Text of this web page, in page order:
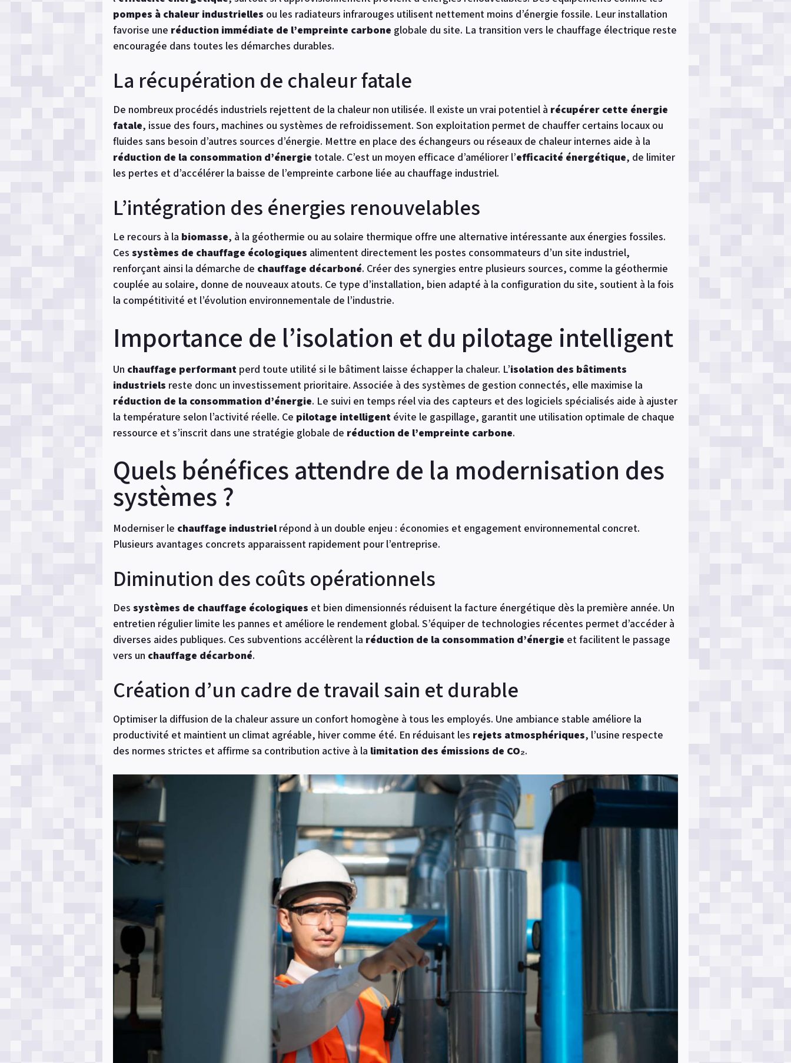
pompes à chaleur industrielles ou les radiateurs infrarouges utilisent nettement moins d’énergie fossile. Leur installation
favorise une réduction immédiate de l’empreinte carbone globale du site. La transition vers le chauffage électrique reste
encouragée dans toutes les démarches durables.
La récupération de chaleur fatale
De nombreux procédés industriels rejettent de la chaleur non utilisée. Il existe un vrai potentiel à récupérer cette énergie
fatale, issue des fours, machines ou systèmes de refroidissement. Son exploitation permet de chauffer certains locaux ou
fluides sans besoin d’autres sources d’énergie. Mettre en place des échangeurs ou réseaux de chaleur internes aide à la
réduction de la consommation d’énergie totale. C’est un moyen efficace d’améliorer l’efficacité énergétique, de limiter
les pertes et d’accélérer la baisse de l’empreinte carbone liée au chauffage industriel.
L’intégration des énergies renouvelables
Le recours à la biomasse, à la géothermie ou au solaire thermique offre une alternative intéressante aux énergies fossiles.
Ces systèmes de chauffage écologiques alimentent directement les postes consommateurs d’un site industriel,
renforçant ainsi la démarche de chauffage décarboné. Créer des synergies entre plusieurs sources, comme la géothermie
couplée au solaire, donne de nouveaux atouts. Ce type d’installation, bien adapté à la configuration du site, soutient à la fois
la compétitivité et l’évolution environnementale de l’industrie.
Importance de l’isolation et du pilotage intelligent
Un chauffage performant perd toute utilité si le bâtiment laisse échapper la chaleur. L’isolation des bâtiments
industriels reste donc un investissement prioritaire. Associée à des systèmes de gestion connectés, elle maximise la
réduction de la consommation d’énergie. Le suivi en temps réel via des capteurs et des logiciels spécialisés aide à ajuster
la température selon l’activité réelle. Ce pilotage intelligent évite le gaspillage, garantit une utilisation optimale de chaque
ressource et s’inscrit dans une stratégie globale de réduction de l’empreinte carbone.
Quels bénéfices attendre de la modernisation des
systèmes ?
Moderniser le chauffage industrielrépond à un double enjeu : économies et engagement environnemental concret.
Plusieurs avantages concrets apparaissent rapidement pour l’entreprise.
Diminution des coûts opérationnels
Des systèmes de chauffage écologiques et bien dimensionnés réduisent la facture énergétique dès la première année. Un
entretien régulier limite les pannes et améliore le rendement global. S’équiper de technologies récentes permet d’accéder à
diverses aides publiques. Ces subventions accélèrent la réduction de la consommation d’énergie et facilitent le passage
vers un chauffage décarboné.
Création d’un cadre de travail sain et durable
Optimiser la diffusion de la chaleur assure un confort homogène à tous les employés. Une ambiance stable améliore la
productivité et maintient un climat agréable, hiver comme été. En réduisant les rejets atmosphériques, l’usine respecte
des normes strictes et affirme sa contribution active à la limitation des émissions de CO₂.